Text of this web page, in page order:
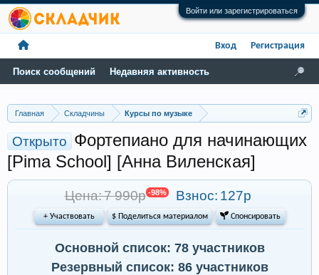
Войти или зарегистрироваться
Главная Складчины Курсы по музыке
Открыто Фортепиано для начинающих
[Pima School] [Анна Виленская]
Цена: 7 990р -98% Взнос: 127р
+ Участвовать $ Поделиться материалом  Спонсировать
Основной список: 78 участников
Резервный список: 86 участников
Поиск сообщений Недавняя активность
Вход Регистрация